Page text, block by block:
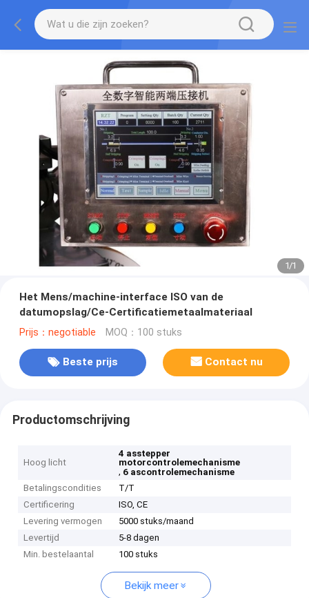
1/1
Het Mens/machine-interface ISO van de
datumopslag/Ce-Certificatiemetaalmateriaal
Prijs：negotiable MOQ：100 stuks
Beste prijs Contact nu
Productomschrijving
Hoog licht
4 asstepper
motorcontrolemechanisme
, 6 ascontrolemechanisme
Betalingscondities
T/T
Certificering
ISO, CE
Levering vermogen
5000 stuks/maand
Levertijd
5-8 dagen
Min. bestelaantal
100 stuks
Bekijk meer